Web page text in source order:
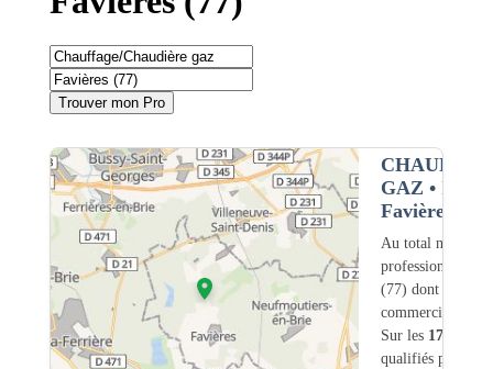
Trouver mon Pro
GAZ •
Favières (77)
Au total nous
professionnels
(77) dont
commerciale
Sur les 178
qualifiés pour